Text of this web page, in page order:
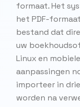
formaat. Het
het PDF-
bestand dat
uw
Linux en
aanpassingen
importeer in
worden na